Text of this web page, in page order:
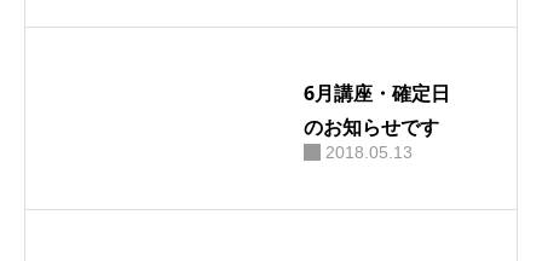
6月講座・確定日
のお知らせです
2018.05.13